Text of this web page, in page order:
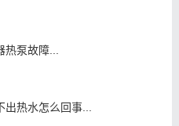
泵故障...
热水怎么回事...